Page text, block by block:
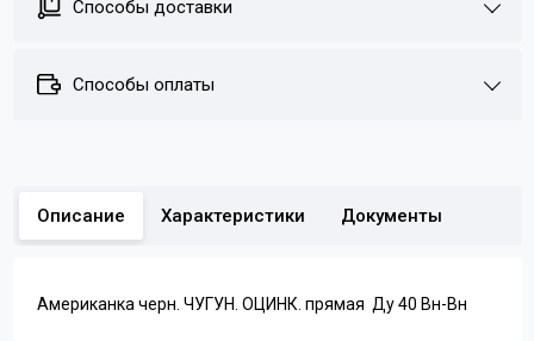
Способы доставки
Способы оплаты
Описание Характеристики Документы
Американка черн. ЧУГУН. ОЦИНК. прямая Ду 40 Вн-Вн